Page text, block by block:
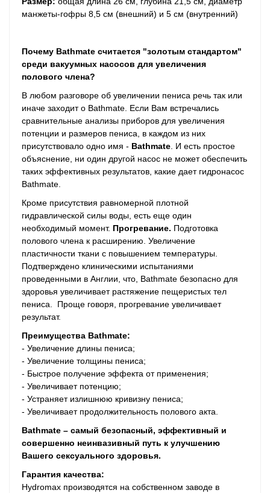
манжеты-гофры 8,5 см (внешний) и 5 см (внутренний)
Почему Bathmate считается "золотым стандартом"
среди вакуумных насосов для увеличения
полового члена?
В любом разговоре об увеличении пениса речь так или
иначе заходит о Bathmate. Если Вам встречались
сравнительные анализы приборов для увеличения
потенции и размеров пениса, в каждом из них
присутствовало одно имя - Bathmate. И есть простое
объяснение, ни один другой насос не может обеспечить
таких эффективных результатов, какие дает гидронасос
Bathmate.
Кроме присутствия равномерной плотной
гидравлической силы воды, есть еще один
необходимый момент. Прогревание. Подготовка
полового члена к расширению. Увеличение
пластичности ткани с повышением температуры.
Подтверждено клиническими испытаниями
проведенными в Англии, что, Bathmate безопасно для
здоровья увеличивает растяжение пещеристых тел
пениса. Проще говоря, прогревание увеличивает
результат.
Преимущества Bathmate:
- Увеличение длины пениса;
- Увеличение толщины пениса;
- Быстрое получение эффекта от применения;
- Увеличивает потенцию;
- Устраняет излишнюю кривизну пениса;
- Увеличивает продолжительность полового акта.
Bathmate – самый безопасный, эффективный и
совершенно неинвазивный путь к улучшению
Вашего сексуального здоровья.
Гарантия качества:
Hydromax производятся на собственном заводе в